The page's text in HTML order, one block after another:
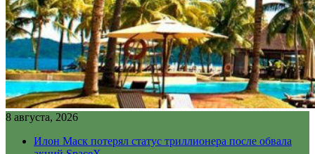
8 августа, 2026
Илон Маск потерял статус триллионера после обвала